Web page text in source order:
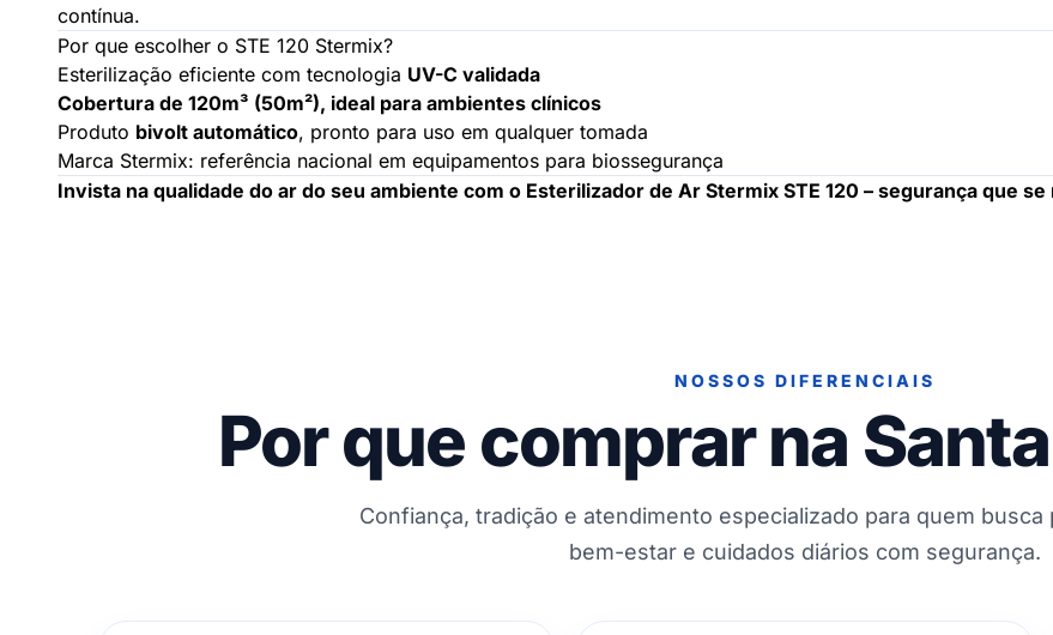
contínua.
Por que escolher o STE 120 Stermix?
Esterilização eficiente com tecnologia UV-C validada
Cobertura de 120m³ (50m²), ideal para ambientes clínicos
Produto bivolt automático, pronto para uso em qualquer tomada
Marca Stermix: referência nacional em equipamentos para biossegurança
Invista na qualidade do ar do seu ambiente com o Esterilizador de Ar Stermix STE 120 – segurança que se
NOSSOS DIFERENCIAIS
Por que comprar na
Confiança, tradição e atendimento especializado para quem
bem-estar e cuidados diários com segurança.